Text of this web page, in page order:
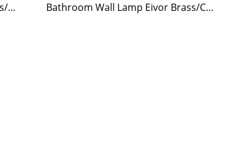
Bathroom Wall Lamp Marit Brass/Opal Beige Small Bathroom Wall Lamp Eivor Brass/Clear